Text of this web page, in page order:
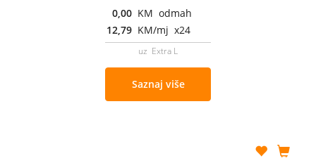
0,00 KM odmah
12,79 KM/mj x24
uz Extra L
Saznaj više